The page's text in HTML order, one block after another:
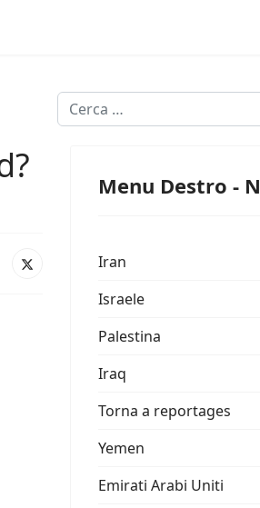
Cerca
Menu Destro -
Iran
Israele
Palestina
Iraq
Torna a reportages
Yemen
Emirati Arabi Uniti